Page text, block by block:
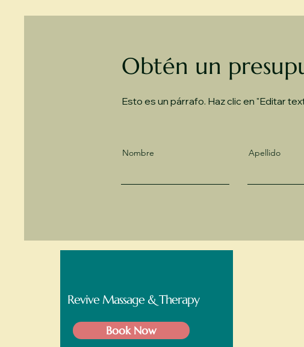
Obtén un
Esto es un párrafo. Haz clic en "Editar
Nombre Apellido
Revive Massage & Therapy
Book Now